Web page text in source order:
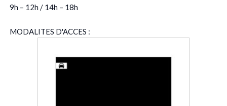
9h – 12h / 14h – 18h
MODALITES D'ACCES :